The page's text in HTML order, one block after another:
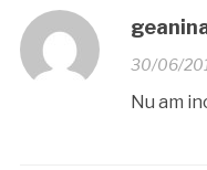
30/06/
Nu am